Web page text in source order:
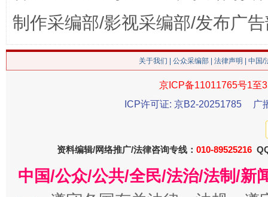
今
制作采编部/影视采编部/发布广
关于我们 公众采编部 法律声明 | 中国
京ICP备11011765号1至
ICP许可证: 京B2-20251785
广
资料编辑/网络推广/法律咨询专线： 010-89525216
中国/公众/公共/全民/法治/法制/新